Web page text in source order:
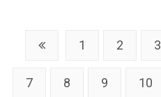
1 2 3
7 8 9 10